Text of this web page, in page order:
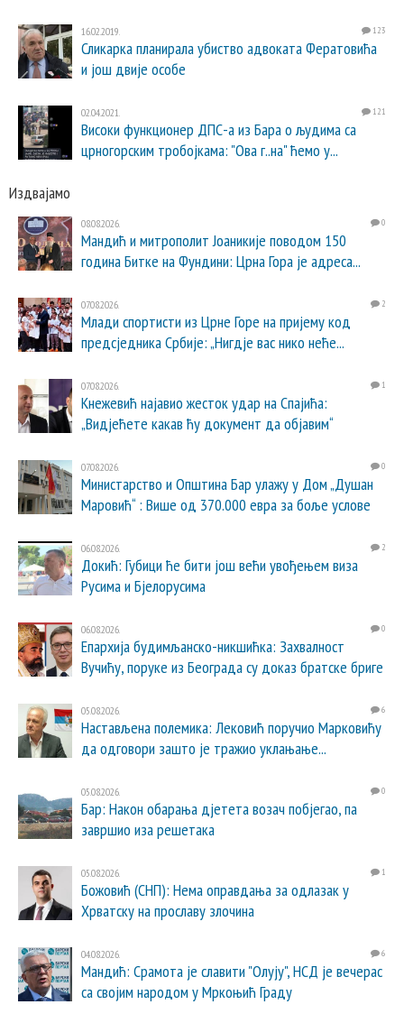
16.02.2019. 123
Сликарка планирала убиство адвоката Фератовића
и још двије особе
02.04.2021. 121
Високи функционер ДПС-а из Бара о људима са
црногорским тробојкама: "Ова г..на" ћемо у...
Издвајамо
08.08.2026. 0
Мандић и митрополит Јоаникије поводом 150
година Битке на Фундини: Црна Гора је адреса...
07.08.2026. 2
Млади спортисти из Црне Горе на пријему код
предсједника Србије: „Нигдје вас нико неће...
07.08.2026. 1
Кнежевић најавио жесток удар на Спајића:
„Видјећете какав ћу документ да објавим“
07.08.2026. 0
Министарство и Општина Бар улажу у Дом „Душан
Маровић“ : Више од 370.000 евра за боље услове
06.08.2026. 2
Докић: Губици ће бити још већи увођењем виза
Русима и Бјелорусима
06.08.2026. 0
Епархија будимљанско-никшићка: Захвалност
Вучићу, поруке из Београда су доказ братске бриге
05.08.2026. 6
Настављена полемика: Лековић поручио Марковићу
да одговори зашто је тражио уклањање...
05.08.2026. 0
Бар: Након обарања дјетета возач побјегао, па
завршио иза решетака
05.08.2026. 1
Божовић (СНП): Нема оправдања за одлазак у
Хрватску на прославу злочина
04.08.2026. 6
Мандић: Срамота је славити "Олују", НСД је вечерас
са својим народом у Мркоњић Граду